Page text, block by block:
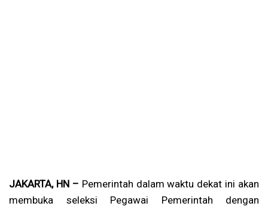
JAKARTA, HN – Pemerintah dalam waktu dekat ini akan
membuka seleksi Pegawai Pemerintah dengan